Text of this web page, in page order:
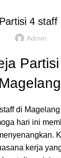
4 staff
Admin
Magelang
di
hari ini
kerja